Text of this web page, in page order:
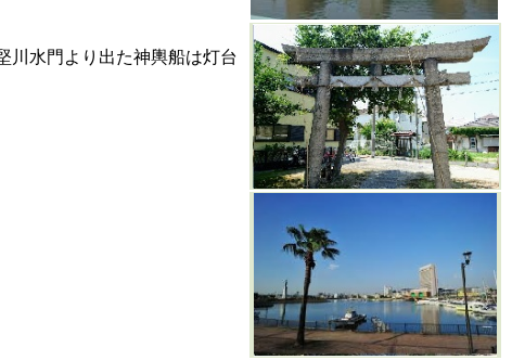
川水門より出た神輿船は灯台